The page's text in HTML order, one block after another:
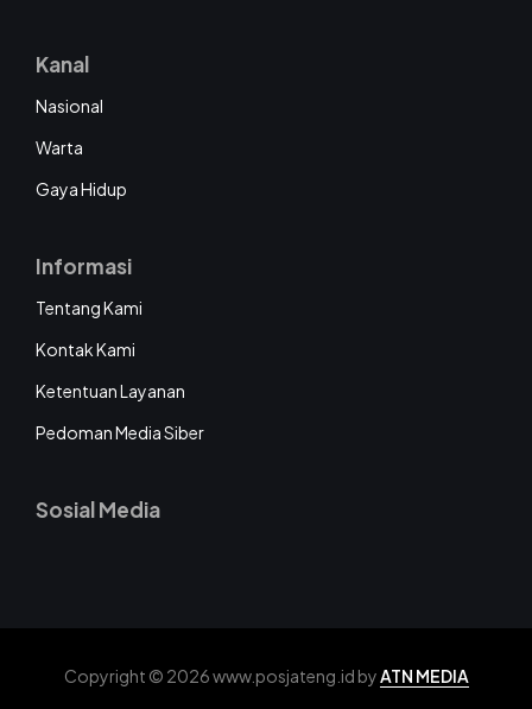
Kanal
Nasional
Warta
Gaya Hidup
Informasi
Tentang Kami
Kontak Kami
Ketentuan Layanan
Pedoman Media Siber
Sosial Media
Copyright © 2026 www.posjateng.id byATN MEDIA